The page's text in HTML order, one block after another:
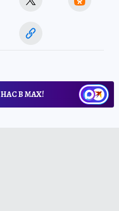
В МАХ!